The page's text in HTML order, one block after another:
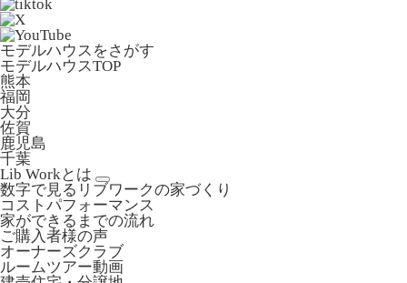
モデルハウスをさがす
モデルハウスTOP
熊本
福岡
大分
佐賀
鹿児島
千葉
Lib Workとは
数字で見るリブワークの家づくり
コストパフォーマンス
家ができるまでの流れ
ご購入者様の声
オーナーズクラブ
ルームツアー動画